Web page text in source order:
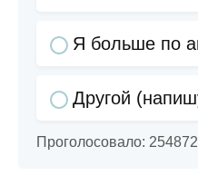
Я больше по
Другой
Проголосовало: 254872